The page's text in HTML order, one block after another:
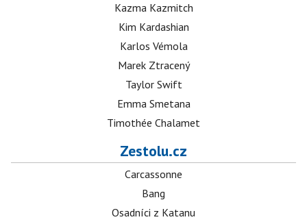
Kazma Kazmitch
Kim Kardashian
Karlos Vémola
Marek Ztracený
Taylor Swift
Emma Smetana
Timothée Chalamet
Zestolu.cz
Carcassonne
Bang
Osadníci z Katanu